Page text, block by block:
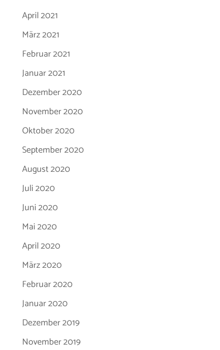
April 2021
März 2021
Februar 2021
Januar 2021
Dezember 2020
November 2020
Oktober 2020
September 2020
August 2020
Juli 2020
Juni 2020
Mai 2020
April 2020
März 2020
Februar 2020
Januar 2020
Dezember 2019
November 2019